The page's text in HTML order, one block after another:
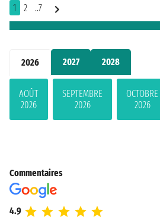
2026 2027 2028
AOÛT
2026
SEPTEMBRE
2026
OCTOBRE
2026
1 2 ..7
Commentaires
4.9